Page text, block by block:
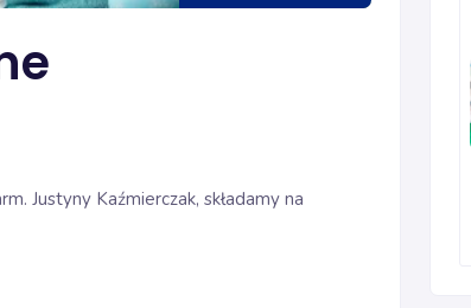
Justyny Kaźmierczak, składamy na